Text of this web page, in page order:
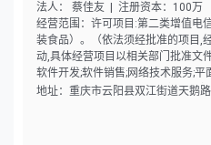
法人： 蔡佳友 | 注册资本：100万
经营范围：许可项目:第二类增值电
装食品）。（依法须经批准的项目,
动,具体经营项目以相关部门批准文
软件开发;软件销售;网络技术服务;
广告发布（非广播电台、电视台、
地址：重庆市云阳县双江街道天鹅